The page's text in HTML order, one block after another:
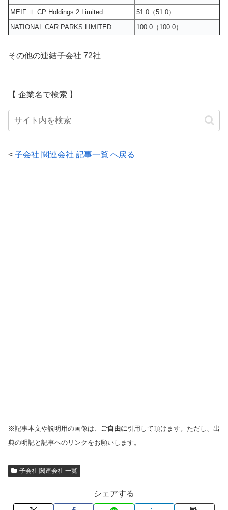
MEIF Ⅱ CP Holdings 2 Limited
51.0（51.0）
NATIONAL CAR PARKS LIMITED
100.0（100.0）
その他の連結子会社 72社
【 企業名で検索 】
< 子会社 関連会社 記事一覧 へ戻る
※記事本文や説明用の画像は、 ご自由に引用して頂けます。ただし、出
典の明記と記事へのリンクをお願いします。
子会社 関連会社 一覧
シェアする